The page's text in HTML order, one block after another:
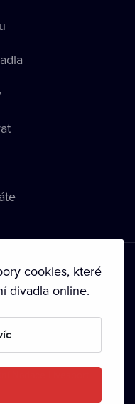
• Zásady používání
•
cookies, které
divadla online.